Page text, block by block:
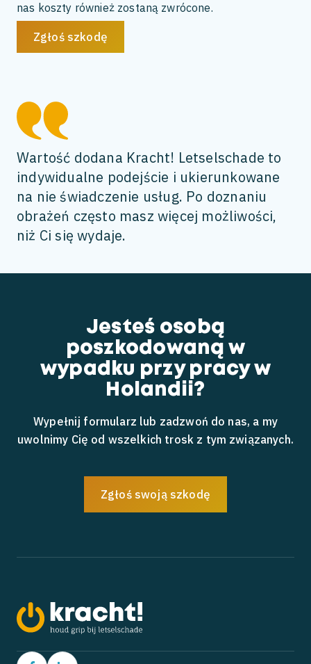
nas koszty również zostaną zwrócone.
Zgłoś szkodę
Wartość dodana Kracht! Letselschade to
indywidualne podejście i ukierunkowane
na nie świadczenie usług. Po doznaniu
obrażeń często masz więcej możliwości,
niż Ci się wydaje.
Jesteś osobą
poszkodowaną w
wypadku przy pracy w
Holandii?
Wypełnij formularz lub zadzwoń do nas, a my
uwolnimy Cię od wszelkich trosk z tym związanych.
Zgłoś swoją szkodę